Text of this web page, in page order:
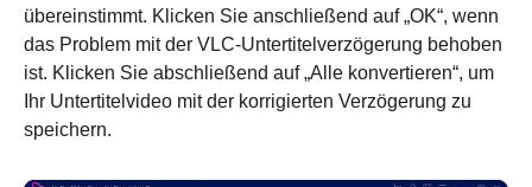
Schritt 2.
übereinstimmt. Klicken Sie anschließend auf „OK“, wenn
das Problem mit der VLC-Untertitelverzögerung behoben
ist. Klicken Sie abschließend auf „Alle konvertieren“, um
Ihr Untertitelvideo mit der korrigierten Verzögerung zu
speichern.